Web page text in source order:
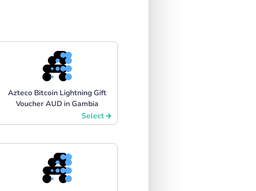
Azteco Bitcoin Lightning Gift
Voucher AUD in Gambia
Select